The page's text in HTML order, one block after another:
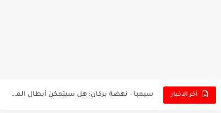
أخر الاخبار سيمبا - نهضة بركان: هل سيتمكن أبطال المغرب من الحفاظ...